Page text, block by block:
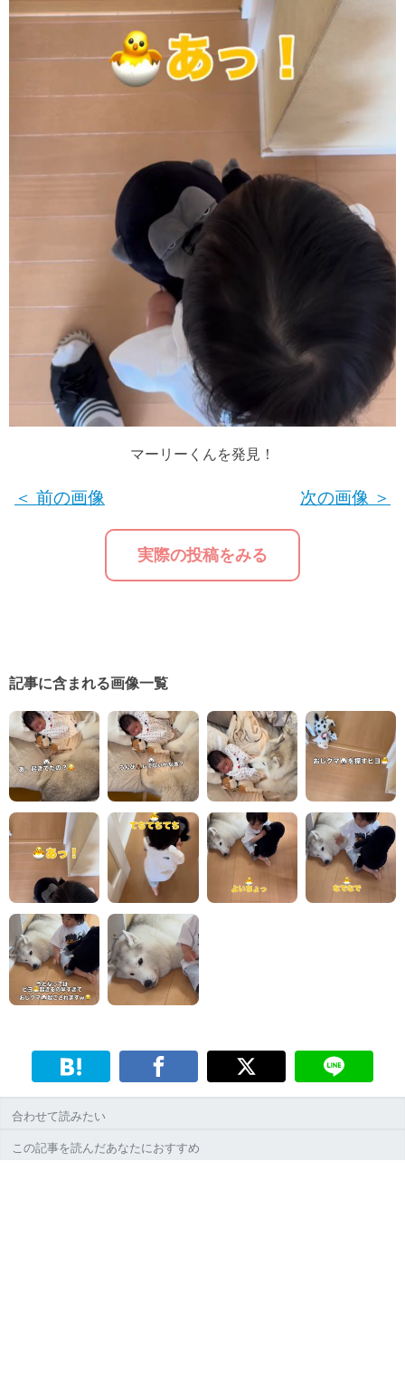
マーリーくんを発見！
＜ 前の画像
実際の投稿をみる
次の画像 ＞
記事に含まれる画像一覧
合わせて読みたい
この記事を読んだあなたにおすすめ